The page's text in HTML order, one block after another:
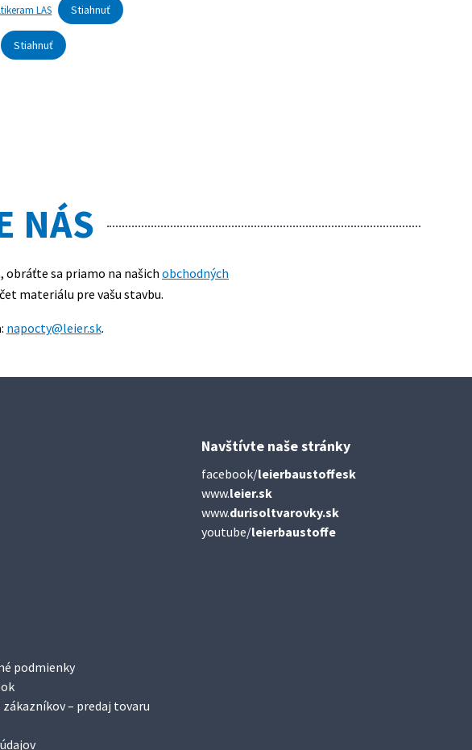
LAS Stiahnuť
Stiahnuť
NÁS
sa priamo na našich obchodných
materiálu pre vašu stavbu.
napocty@leier.sk.
podmienky
zákazníkov – predaj tovaru
Navštívte naše stránky
facebook/leierbaustoffesk
www.leier.sk
www.durisoltvarovky.sk
youtube/leierbaustoffe